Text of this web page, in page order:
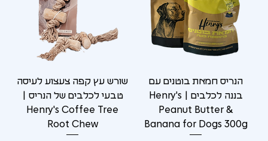
הנריס חמאת בוטנים עם
בננה לכלבים | Henry's
Peanut Butter &
Banana for Dogs 300g
שורש עץ קפה צעצוע לעיסה
טבעי לכלבים של הנריס |
Henry's Coffee Tree
Root Chew